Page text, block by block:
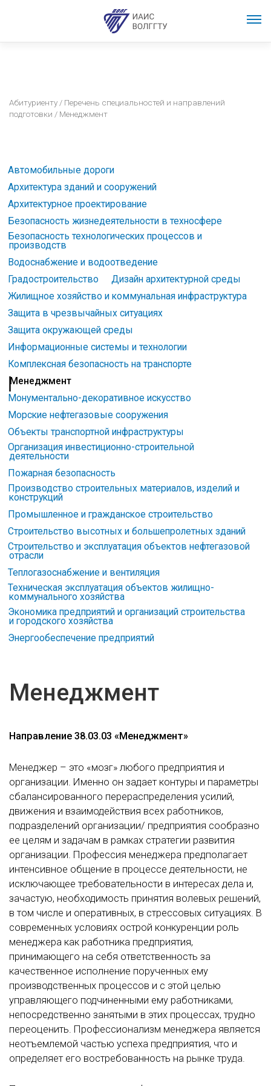
Абитуриенту / Перечень специальностей и направлений
подготовки / Менеджмент
Автомобильные дороги
Архитектура зданий и сооружений
Архитектурное проектирование
Безопасность жизнедеятельности в техносфере
Безопасность технологических процессов и
производств
Водоснабжение и водоотведение
Градостроительство
Дизайн архитектурной среды
Жилищное хозяйство и коммунальная инфраструктура
Защита в чрезвычайных ситуациях
Защита окружающей среды
Информационные системы и технологии
Комплексная безопасность на транспорте
Менеджмент
Монументально-декоративное искусство
Морские нефтегазовые сооружения
Объекты транспортной инфраструктуры
Организация инвестиционно-строительной
деятельности
Пожарная безопасность
Производство строительных материалов, изделий и
конструкций
Промышленное и гражданское строительство
Строительство высотных и большепролетных зданий
Строительство и эксплуатация объектов нефтегазовой
отрасли
Теплогазоснабжение и вентиляция
Техническая эксплуатация объектов жилищно-
коммунального хозяйства
Экономика предприятий и организаций строительства
и городского хозяйства
Энергообеспечение предприятий
Менеджмент
Направление 38.03.03 «Менеджмент»
Менеджер – это «мозг» любого предприятия и
организации. Именно он задает контуры и параметры
сбалансированного перераспределения усилий,
движения и взаимодействия всех работников,
подразделений организации/ предприятия сообразно
ее целям и задачам в рамках стратегии развития
организации. Профессия менеджера предполагает
интенсивное общение в процессе деятельности, не
исключающее требовательности в интересах дела и,
зачастую, необходимость принятия волевых решений,
в том числе и оперативных, в стрессовых ситуациях. В
современных условиях острой конкуренции роль
менеджера как работника предприятия,
принимающего на себя ответственность за
качественное исполнение порученных ему
производственных процессов и с этой целью
управляющего подчиненными ему работниками,
непосредственно занятыми в этих процессах, трудно
переоценить. Профессионализм менеджера является
неотъемлемой частью успеха предприятия, что и
определяет его востребованность на рынке труда.